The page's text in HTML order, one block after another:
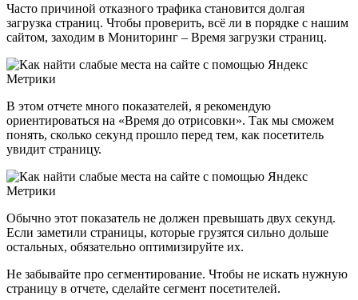
Часто причиной отказного трафика становится долгая
загрузка страниц. Чтобы проверить, всё ли в порядке с нашим
сайтом, заходим в Мониторинг – Время загрузки страниц.
В этом отчете много показателей, я рекомендую
ориентироваться на «Время до отрисовки». Так мы сможем
понять, сколько секунд прошло перед тем, как посетитель
увидит страницу.
Обычно этот показатель не должен превышать двух секунд.
Если заметили страницы, которые грузятся сильно дольше
остальных, обязательно оптимизируйте их.
Не забывайте про сегментирование. Чтобы не искать нужную
страницу в отчете, сделайте сегмент посетителей.